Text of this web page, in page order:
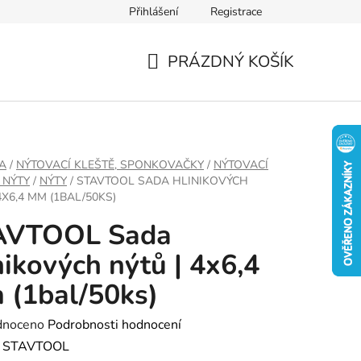
Přihlášení Registrace
PRÁZDNÝ KOŠÍK
/ NÝTOVACÍ KLEŠTĚ, SPONKOVAČKY / NÝTOVACÍ
/ NÝTY / STAVTOOL SADA HLINIKOVÝCH
MM (1BAL/50KS)
Sada
nýtů | 4x6,4
(1bal/50ks)
Podrobnosti hodnocení
STAVTOOL